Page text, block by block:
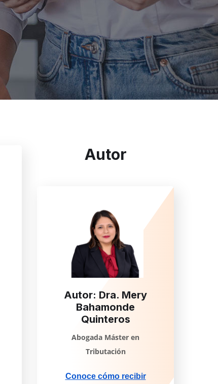
Autor
Autor: Dra. Mery
Bahamonde
Quinteros
Abogada Máster en
Tributación
Conoce cómo recibir